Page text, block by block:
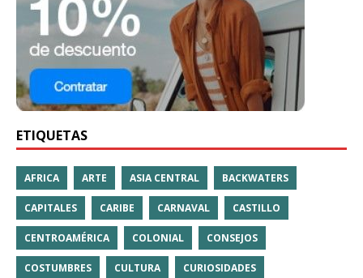
ETIQUETAS
AFRICA ARTE ASIA CENTRAL BACKWATERS
CAPITALES CARIBE CARNAVAL CASTILLO
CENTROAMÉRICA COLONIAL CONSEJOS
COSTUMBRES CULTURA CURIOSIDADES